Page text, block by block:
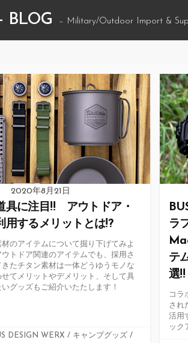
BLOG – Military/Outdoor Import &
2020年8月21日
具に注目!! アウトドア・
用するメリットとは!?
のアイテムについて掘り下げてみよ
トドア関連のアイテムでも、採用さ
たチタン素材は一体どうゆうモノな
てメリットやデメリット、そして具
いグッズもご紹介いたたします！
DESIGN WERX / キャンプグッズ /
ラ
テ
選!!
コラ
され
活用
ック